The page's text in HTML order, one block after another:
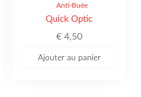
Anti-Buée
Quick Optic
€4,50
Ajouter au panier